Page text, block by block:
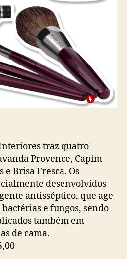
traz quatro
Provence, Capim
e Brisa Fresca. Os
desenvolvidos
antisséptico, que age
e fungos, sendo
também em
de cama.